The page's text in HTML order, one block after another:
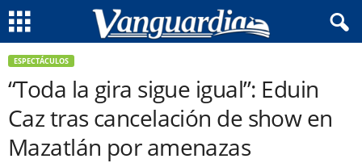
ESPECTÁCULOS
“Toda la gira sigue igual”: Eduin
Caz tras cancelación de show en
Mazatlán por amenazas